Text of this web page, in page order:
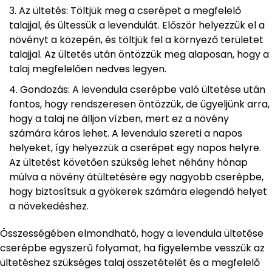
Az ültetés: Töltjük meg a cserépet a megfelelő
talajjal, és ültessük a levendulát. Először helyezzük el a
növényt a közepén, és töltjük fel a környező területet
talajjal. Az ültetés után öntözzük meg alaposan, hogy a
talaj megfelelően nedves legyen.
Gondozás: A levendula cserépbe való ültetése után
fontos, hogy rendszeresen öntözzük, de ügyeljünk arra,
hogy a talaj ne álljon vízben, mert ez a növény
számára káros lehet. A levendula szereti a napos
helyeket, így helyezzük a cserépet egy napos helyre.
Az ültetést követően szükség lehet néhány hónap
múlva a növény átültetésére egy nagyobb cserépbe,
hogy biztosítsuk a gyökerek számára elegendő helyet
a növekedéshez.
Összességében elmondható, hogy a levendula ültetése
cserépbe egyszerű folyamat, ha figyelembe vesszük az
ültetéshez szükséges talaj összetételét és a megfelelő